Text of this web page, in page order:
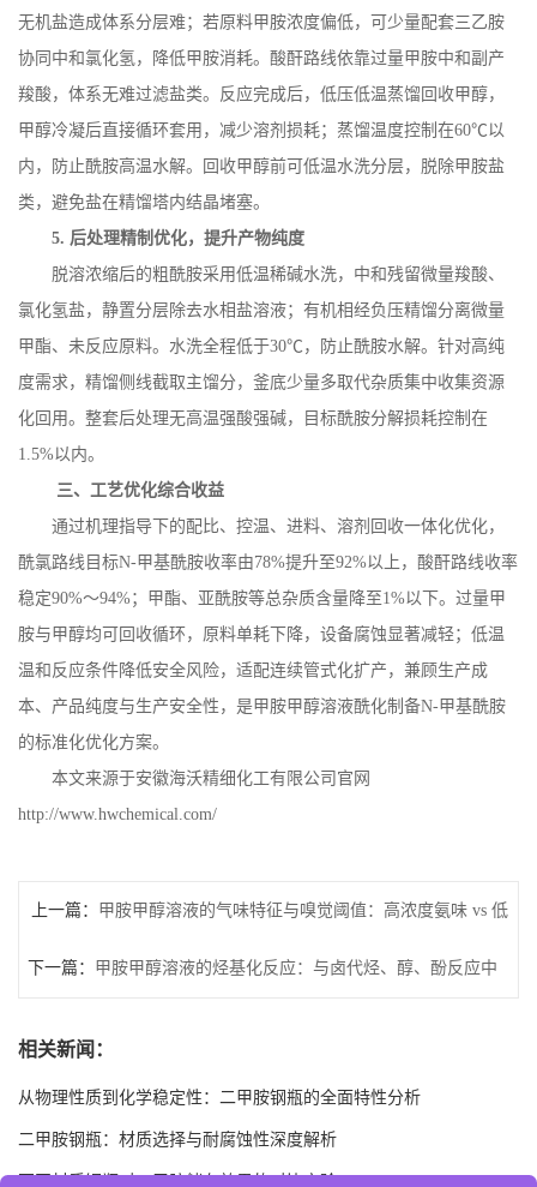
无机盐造成体系分层难；若原料甲胺浓度偏低，可少量配套三乙胺
协同中和氯化氢，降低甲胺消耗。酸酐路线依靠过量甲胺中和副产
羧酸，体系无难过滤盐类。反应完成后，低压低温蒸馏回收甲醇，
甲醇冷凝后直接循环套用，减少溶剂损耗；蒸馏温度控制在60℃以
内，防止酰胺高温水解。回收甲醇前可低温水洗分层，脱除甲胺盐
类，避免盐在精馏塔内结晶堵塞。
5. 后处理精制优化，提升产物纯度
脱溶浓缩后的粗酰胺采用低温稀碱水洗，中和残留微量羧酸、
氯化氢盐，静置分层除去水相盐溶液；有机相经负压精馏分离微量
甲酯、未反应原料。水洗全程低于30℃，防止酰胺水解。针对高纯
度需求，精馏侧线截取主馏分，釜底少量多取代杂质集中收集资源
化回用。整套后处理无高温强酸强碱，目标酰胺分解损耗控制在
1.5%以内。
三、工艺优化综合收益
通过机理指导下的配比、控温、进料、溶剂回收一体化优化，
酰氯路线目标N-甲基酰胺收率由78%提升至92%以上，酸酐路线收率
稳定90%～94%；甲酯、亚酰胺等总杂质含量降至1%以下。过量甲
胺与甲醇均可回收循环，原料单耗下降，设备腐蚀显著减轻；低温
温和反应条件降低安全风险，适配连续管式化扩产，兼顾生产成
本、产品纯度与生产安全性，是甲胺甲醇溶液酰化制备N-甲基酰胺
的标准化优化方案。
本文来源于安徽海沃精细化工有限公司官网
http://www.hwchemical.com/
上一篇： 甲胺甲醇溶液的气味特征与嗅觉阈值：高浓度氨味 vs 低
浓度鱼油恶臭的感官评价
下一篇： 甲胺甲醇溶液的烃基化反应：与卤代烃、醇、酚反应中
相关新闻：
从物理性质到化学稳定性：二甲胺钢瓶的全面特性分析
二甲胺钢瓶：材质选择与耐腐蚀性深度解析